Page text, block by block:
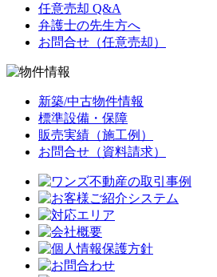
任意売却 Q&A
弁護士の先生方へ
お問合せ（任意売却）
新築/中古物件情報
標準設備・保障
販売実績（施工例）
お問合せ（資料請求）